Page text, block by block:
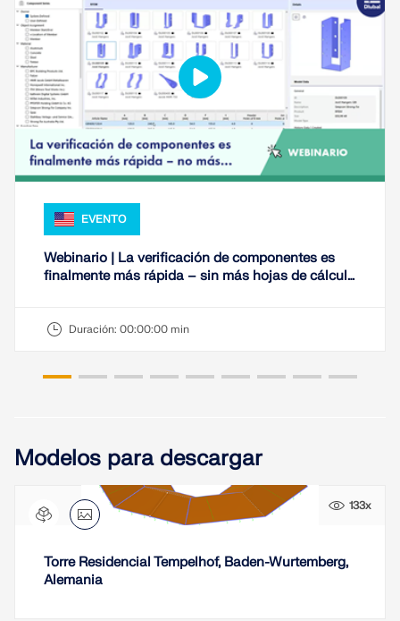
EVENTO
Webinario | La verificación de componentes es
finalmente más rápida – sin más hojas de cálculo
Duración: 00:00:00 min
Modelos para descargar
133x
Torre Residencial Tempelhof, Baden-Wurtemberg,
Alemania